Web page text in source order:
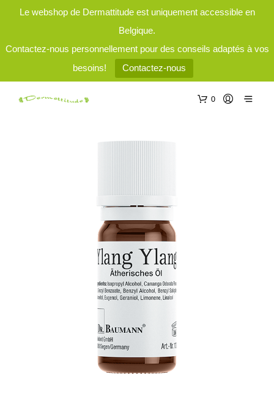
Le webshop de Dermattitude est uniquement accessible en
Belgique.
Contactez-nous personnellement pour des conseils adaptés à vos
besoins!
Contactez-nous
0